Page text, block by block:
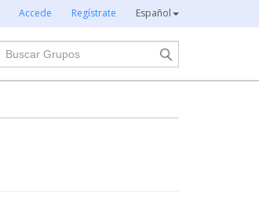
Accede Regístrate Español
Buscar